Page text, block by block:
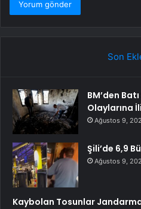
Son
BM’den
Olaylarına
Ağustos 9,
Şili’de 6,9
Ağustos 9,
Kaybolan Tosunlar